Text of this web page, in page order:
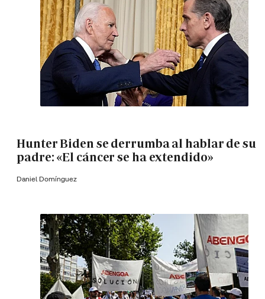
Hunter Biden se derrumba al hablar de su
padre: «El cáncer se ha extendido»
Daniel Domínguez